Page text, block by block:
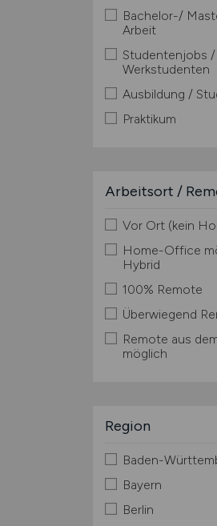
Bachelor-/
Arbeit
Studentenjobs /
Werkstudenten
Ausbildung /
Praktikum
Arbeitsort /
Vor Ort (kein
Home-Office
Hybrid
100% Remote
Überwiegend
Remote aus
möglich
Region
Baden-
Bayern
Berlin